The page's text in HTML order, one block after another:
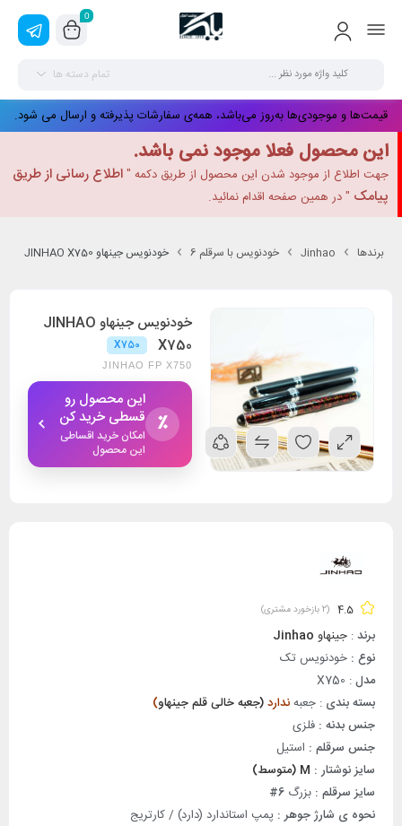
0
تمام دسته ها
قیمت‌ها و موجودی‌ها به‌روز می‌باشد، همه‌ی سفارشات پذیرفته و ارسال می شود.
این محصول فعلا موجود نمی باشد.
جهت اطلاع از موجود شدن این محصول از طریق دکمه "اطلاع رسانی از طریق
پیامک " در همین صفحه اقدام نمائید.
برندها Jinhao خودنویس با سرقلم 6 خودنویس جینهاو JINHAO X750
خودنویس جینهاو JINHAO
X750
X750
JINHAO FP X750
٪
این محصول رو
قسطی خرید کن
امکان خرید اقساطی
این محصول
4.5
(
2بازخورد مشتری)
برند: جینهاو Jinhao
نوع : خودنویس تک
مدل: X750
بسته بندی : جعبهندارد(جعبه خالی قلم جینهاو)
جنس بدنه : فلزی
جنس سرقلم : استیل
سایز نوشتار :
سایز سرقلم : بزرگ 6#
نحوه ی شارژ جوهر : پمپ استاندارد (دارد) / کارتریج